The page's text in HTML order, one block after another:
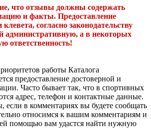
что отзывы должны содержать
и факты. Предоставление
согласно законодательству
административную, а в некоторых
ответственность!
работы Каталога
предоставление достоверной и
Часто бывает так, что в спортивных
адрес, телефон и контактные данные.
если в комментариях вы будете сообщать
относимся к вашим комментариям и
помощью вам удастся найти нужную